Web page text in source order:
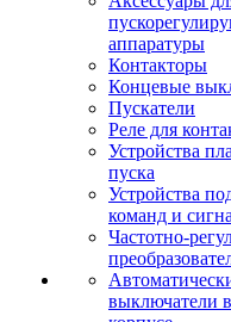
аппаратуры
Контакторы
Концевые
Пускатели
Реле для
Устройства
пуска
Устройства
команд и
Частотно-
выключатели